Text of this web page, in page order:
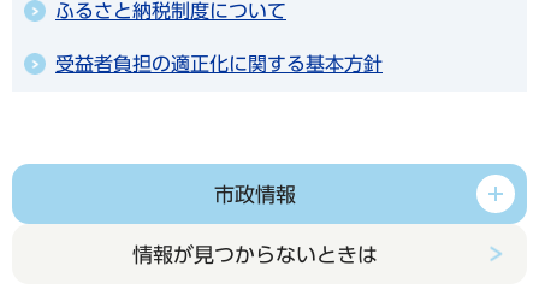
ふるさと納税制度について
受益者負担の適正化に関する基本方針
市政情報
情報が見つからないときは